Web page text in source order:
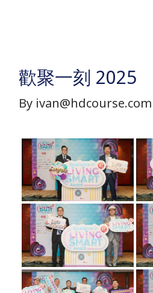
歡聚一刻 2025
By ivan@hdcourse.com